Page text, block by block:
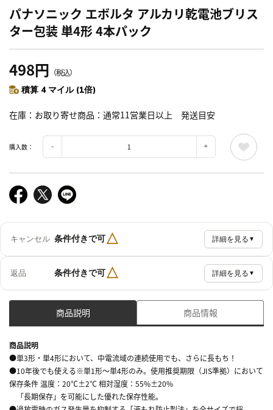
パナソニック エボルタ アルカリ乾電池ブリス
ター包装 単4形 4本パック
498円 （税込）
積算 4 マイル (1倍)
在庫 お取り寄せ商品：通常11営業日以上 発送目安
購入数：
キャンセル 条件付きで可△ 詳細を見る ▼
返品 条件付きで可△ 詳細を見る ▼
商品説明 商品情報
商品説明
●単3形・単4形において、中電流域の連続使用でも、さらに長もち！
●10年後でも使える※単1形～単4形のみ。使用推奨期限（JIS準拠）において
保存条件 温度：20℃±2℃ 相対湿度：55%±20%
「長期保存」を可能にした優れた保存性能。